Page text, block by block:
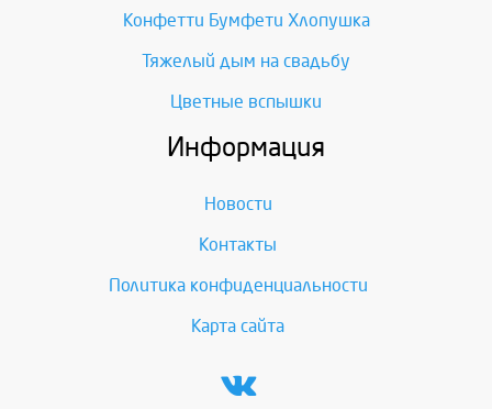
Конфетти Бумфети Хлопушка
Тяжелый дым на свадьбу
Цветные вспышки
Информация
Новости
Контакты
Политика конфиденциальности
Карта сайта